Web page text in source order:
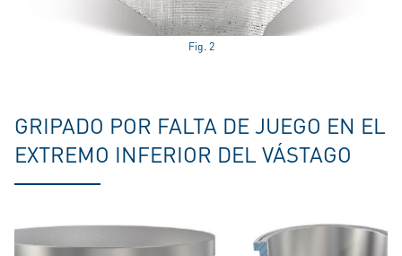
Fig. 2
GRIPADO POR FALTA DE JUEGO EN EL
EXTREMO INFERIOR DEL VÁSTAGO